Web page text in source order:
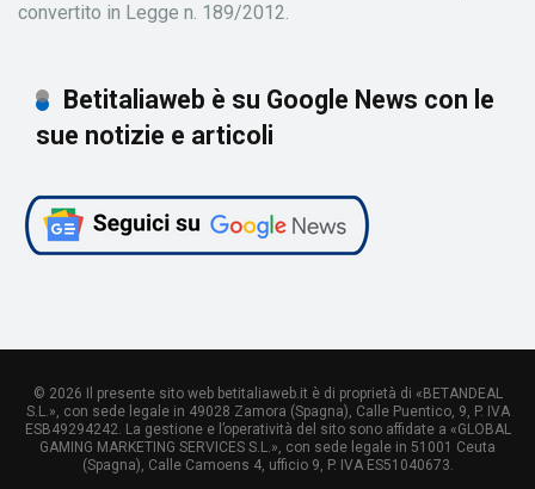
convertito in Legge n. 189/2012.
Betitaliaweb è su Google News con le
sue notizie e articoli
© 2026 Il presente sito web betitaliaweb.it è di proprietà di «BETANDEAL
S.L.», con sede legale in 49028 Zamora (Spagna), Calle Puentico, 9, P. IVA
ESB49294242. La gestione e l’operatività del sito sono affidate a «GLOBAL
GAMING MARKETING SERVICES S.L.», con sede legale in 51001 Ceuta
(Spagna), Calle Camoens 4, ufficio 9, P. IVA ES51040673.